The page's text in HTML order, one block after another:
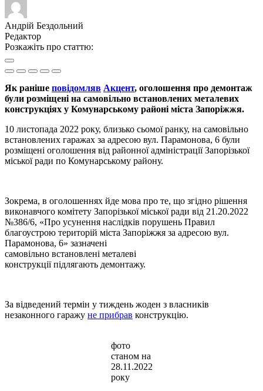
Андрій Бездольний
Редактор
Розкажіть про статтю:
Як раніше повідомляв Акцент, оголошення про демонтаж
були розміщені на самовільно встановлених металевих
конструкціях у Комунарському районі міста Запоріжжя.
10 листопада 2022 року, близько сьомої ранку, на самовільно
встановлених гаражах за адресою вул. Парамонова, 6 були
розміщені оголошення від районної адміністрації Запорізької
міської ради по Комунарському району.
Зокрема, в оголошеннях йде мова про те, що згідно рішення
виконавчого комітету Запорізької міської ради від 21.20.2022
№386/6, «Про усунення наслідків порушень Правил
благоустрою територій міста Запоріжжя за адресою вул.
Парамонова, 6» зазначені
самовільно встановлені металеві
конструкції підлягають демонтажу.
За відведений термін у тиждень жоден з власників
незаконного гаражу не прибрав конструкцію.
фото
станом на
28.11.2022
року